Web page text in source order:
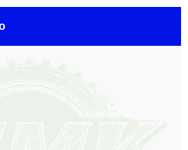
Moottorikerho ( JSMK )